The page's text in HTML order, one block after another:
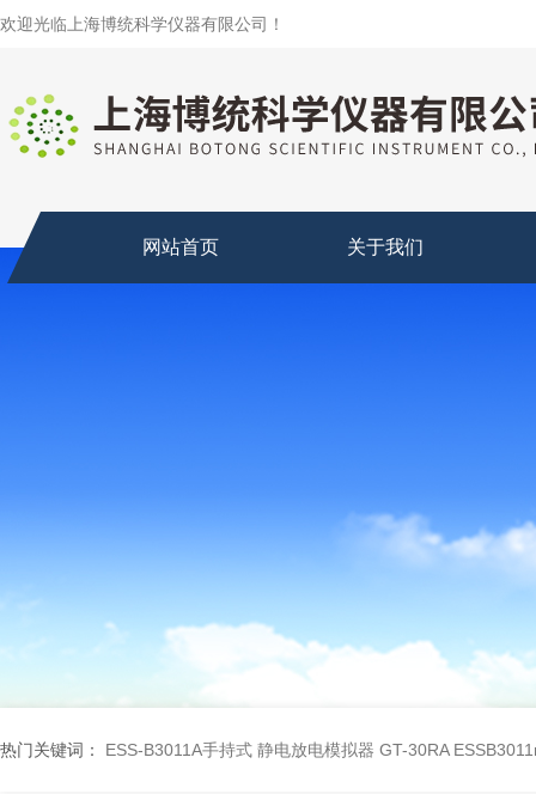
欢迎光临上海博统科学仪器有限公司！
网站首页 关于我们
热门关键词： ESS-B3011A手持式 静电放电模拟器 GT-30RA